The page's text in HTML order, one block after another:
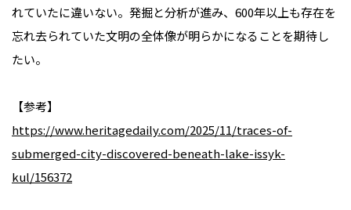
れていたに違いない。発掘と分析が進み、600年以上も存在を
忘れ去られていた文明の全体像が明らかになることを期待し
たい。
【参考】
https://www.heritagedaily.com/2025/11/traces-of-
submerged-city-discovered-beneath-lake-issyk-
kul/156372